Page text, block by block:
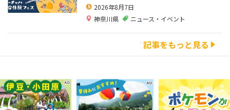
2026年8月7日
神奈川県
ニュース・イベント
記事をもっと見る